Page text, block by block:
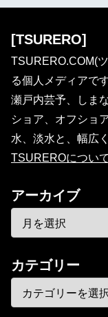
[TSURERO]
TSURERO.COM(
る個人メディアです
瀬戸内芸予、しま
ショア、オフショ
水、淡水と、幅広
TSUREROについて
アーカイブ
カテゴリー